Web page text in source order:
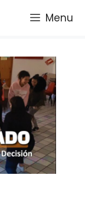
Menu